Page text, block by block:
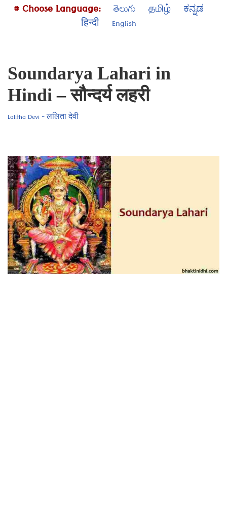
# Choose Language: తెలుగు தமிழ்
ಕನ್ನಡ
हिन्दी
English
Soundarya Lahari in
Hindi – सौन्दर्य लहरी
Lalitha Devi - ललिता देवी